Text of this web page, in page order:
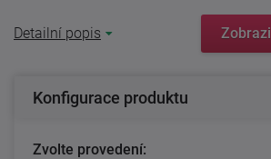
Detailní popis
Konfigurace produktu
Zvolte provedení: